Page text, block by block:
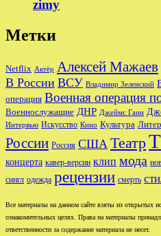
zimy
Метки
Netflix Актёр Алексей Мажаев
В России ВСУ Владимир Зеленский
операция Военная операция
Военнослужащие ДНР Джеймс Ганн
Интервью Искусство Кино Культура
России Россия США Театр
концерта кавер-версии клип мода
сингл одежда рецензии смерть
Все материалы на данном сайте взяты из открытых
ознакомительных целях. Права на материалы
ответственности за содержание материала не несет.